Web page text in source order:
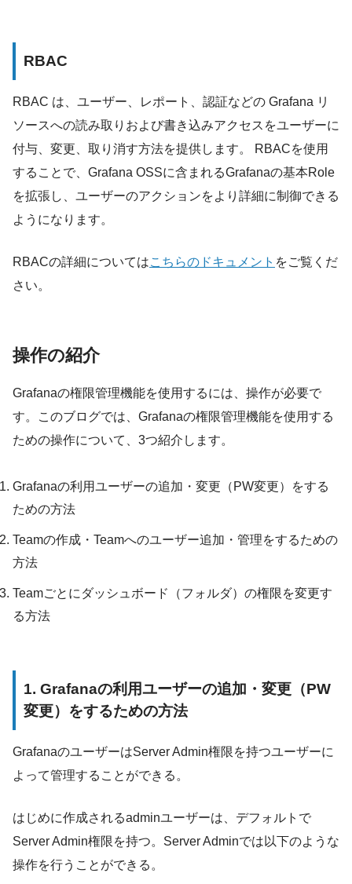
RBAC
RBAC は、ユーザー、レポート、認証などの Grafana リ
ソースへの読み取りおよび書き込みアクセスをユーザーに
付与、変更、取り消す方法を提供します。 RBACを使用
することで、Grafana OSSに含まれるGrafanaの基本Role
を拡張し、ユーザーのアクションをより詳細に制御できる
ようになります。
RBACの詳細についてはこちらのドキュメント をご覧くだ
さい。
操作の紹介
Grafanaの権限管理機能を使用するには、操作が必要で
す。このブログでは、Grafanaの権限管理機能を使用する
ための操作について、3つ紹介します。
Grafanaの利用ユーザーの追加・変更（PW変更）をする
ための方法
Teamの作成・Teamへのユーザー追加・管理をするための
方法
Teamごとにダッシュボード（フォルダ）の権限を変更す
る方法
1. Grafanaの利用ユーザーの追加・変更（PW
変更）をするための方法
GrafanaのユーザーはServer Admin権限を持つユーザーに
よって管理することができる。
はじめに作成されるadminユーザーは、デフォルトで
Server Admin権限を持つ。Server Adminでは以下のような
操作を行うことができる。